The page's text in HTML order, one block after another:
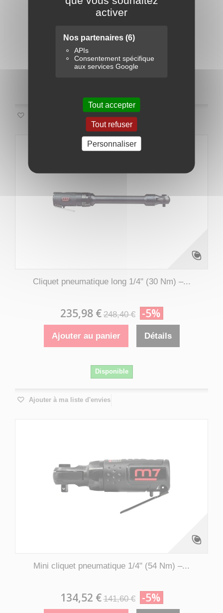
activer
Nos partenaires (6)
APIs
Consentement spécifique
aux services Google
Tout accepter
Tout refuser
Personnaliser
Ajouter au panier
Ajouter à ma liste d'envies
Cliquet pneumatique long 1/4" (30 Nm) –...
235,98 € 248,40 € -5%
Ajouter au panier Détails
Disponible
Ajouter à ma liste d'envies
Mini cliquet pneumatique 1/4" (54 Nm) –...
134,52 € 141,60 € -5%